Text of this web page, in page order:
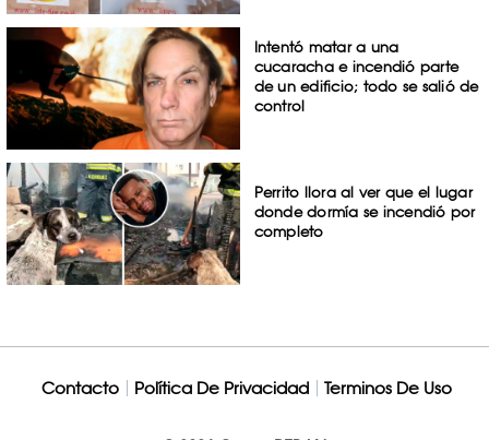
Intentó matar a una
cucaracha e incendió parte
de un edificio; todo se salió de
control
Perrito llora al ver que el lugar
donde dormía se incendió por
completo
Contacto Política De Privacidad Terminos De Uso